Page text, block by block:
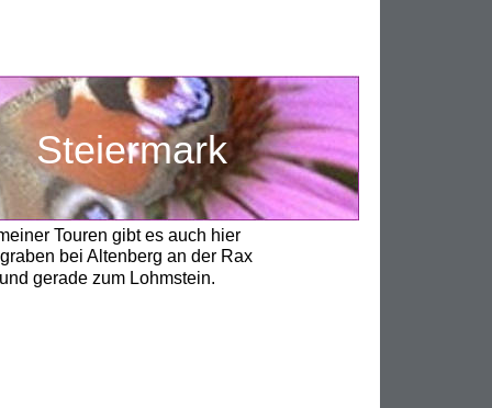
Steiermark
Touren gibt es auch hier
bei Altenberg an der Rax
gerade zum Lohmstein.